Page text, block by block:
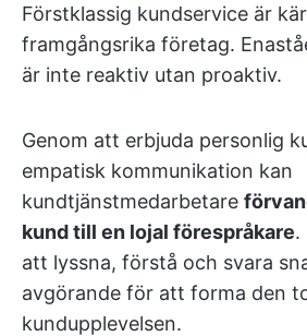
Förstklassig kundservice är
framgångsrika företag.
är inte reaktiv utan proaktiv.
Genom att erbjuda personlig
empatisk kommunikation kan
kundtjänstmedarbetare
kund till en lojal förespråkare.
att lyssna, förstå och svara
avgörande för att forma den
kundupplevelsen.